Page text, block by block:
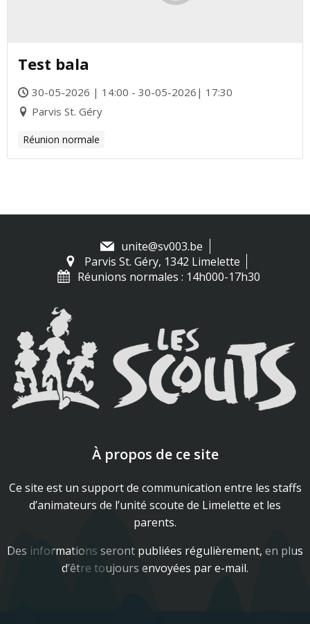
Test bala
30-05-2026 | 14:00 - 30-05-2026| 17:30
Parvis St. Géry
Réunion normale
unite@sv003.be
Parvis St. Géry, 1342 Limelette
Réunions normales : 14h000-17h30
À propos de ce site
Ce site est un support de communication entre les staffs
d’animateurs de l’unité scoute de Limelette et les
parents.
Des informations seront publiées régulièrement, en plus
d’être toujours envoyées par e-mail.